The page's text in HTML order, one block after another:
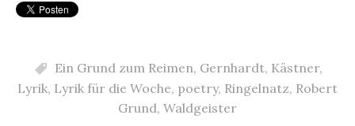
Ein Grund zum Reimen, Gernhardt, Kästner,
Lyrik, Lyrik für die Woche, poetry, Ringelnatz, Robert
Grund, Waldgeister